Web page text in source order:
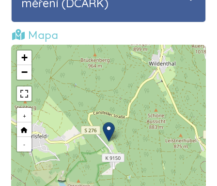
měření (DCARK)
Mapa
+
−
+
-